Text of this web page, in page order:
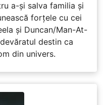
a-și salva familia și
forțele cu cei
și Duncan/Man-At-
destin ca
din univers.